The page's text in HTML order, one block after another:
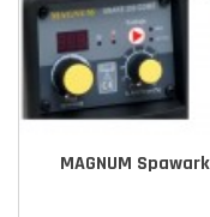
MAGNUM